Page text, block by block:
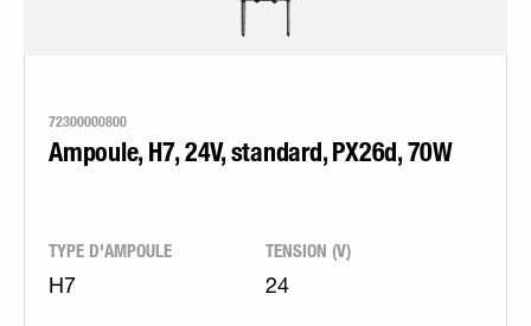
72300000800
Ampoule, H7, 24V, standard, PX26d, 70W
TYPE D'AMPOULE
H7
TENSION (V)
24